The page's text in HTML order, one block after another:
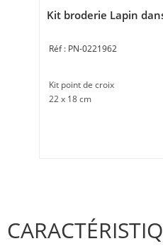
Kit broderie Lapin
PN-0221962
Kit point de croix
22 x 18 cm